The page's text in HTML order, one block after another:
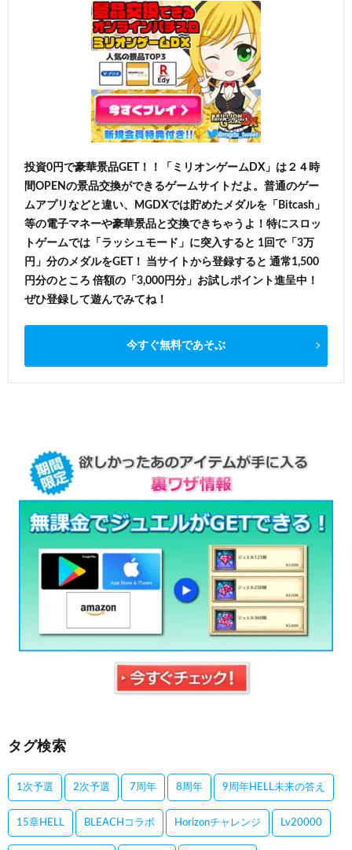
投資0円で豪華景品GET！！「ミリオンゲームDX」は２４時
間OPENの景品交換ができるゲームサイトだよ。普通のゲー
ムアプリなどと違い、MGDXでは貯めたメダルを「Bitcash」
等の電子マネーや豪華景品と交換できちゃうよ！特にスロッ
トゲームでは「ラッシュモード」に突入すると 1回で「3万
円」分のメダルをGET！ 当サイトから登録すると 通常1,500
円分のところ 倍額の「3,000円分」お試しポイント進呈中！
ぜひ登録して遊んでみてね！
今すぐ無料であそぶ
タグ検索
1次予選 2次予選 7周年 8周年 9周年HELL未来の答え
15章HELL BLEACHコラボ Horizonチャレンジ Lv20000